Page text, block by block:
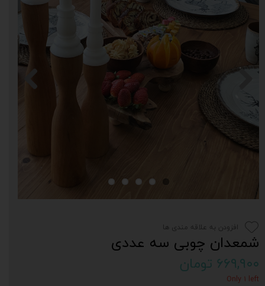
شمعدان چوبی سه عددی
۶۶۹,۹۰۰ تومان
Only ۱ left
افزودن به علاقه مندی ها